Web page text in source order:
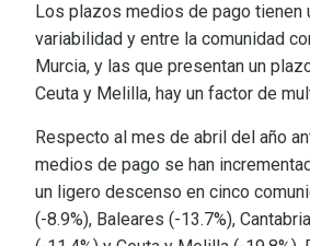
Los plazos medios de pago tienen
variabilidad y entre la comunidad
Murcia, y las que presentan un
Ceuta y Melilla, hay un factor de
Respecto al mes de abril del año
medios de pago se han
un ligero descenso en cinco
(-8.9%), Baleares (-13.7%),